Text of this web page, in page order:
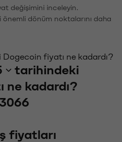
değişimini inceleyin.
önemli dönüm noktalarını daha
fiyatı ne kadardı?
tarihindeki
ne kadardı?
fiyatları